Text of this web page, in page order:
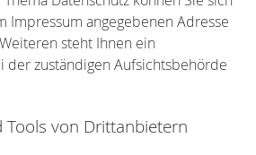
Impressum angegebenen Adresse
steht Ihnen ein
der zuständigen Aufsichtsbehörde
Tools von Drittanbietern